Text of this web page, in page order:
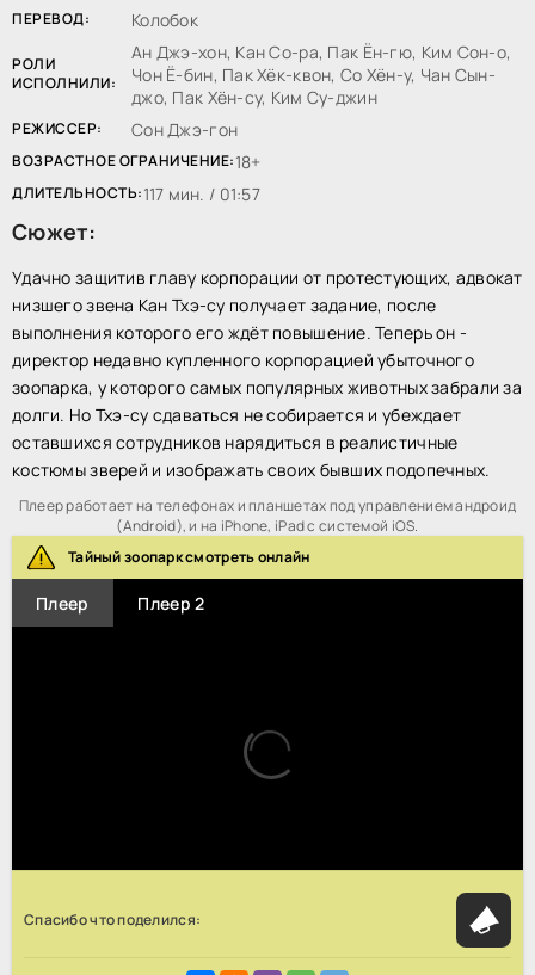
ПЕРЕВОД: Колобок
РОЛИ
ИСПОЛНИЛИ:
Ан Джэ-хон, Кан Со-ра, Пак Ён-гю, Ким Сон-о,
Чон Ё-бин, Пак Хёк-квон, Со Хён-у, Чан Сын-
джо, Пак Хён-су, Ким Су-джин
РЕЖИССЕР: Сон Джэ-гон
ВОЗРАСТНОЕ ОГРАНИЧЕНИЕ:18+
ДЛИТЕЛЬНОСТЬ:117 мин. / 01:57
Сюжет:
Удачно защитив главу корпорации от протестующих, адвокат
низшего звена Кан Тхэ-су получает задание, после
выполнения которого его ждёт повышение. Теперь он -
директор недавно купленного корпорацией убыточного
зоопарка, у которого самых популярных животных забрали за
долги. Но Тхэ-су сдаваться не собирается и убеждает
оставшихся сотрудников нарядиться в реалистичные
костюмы зверей и изображать своих бывших подопечных.
Плеер работает на телефонах и планшетах под управлением андроид
(Android), и на iPhone, iPad с системой iOS.
Тайный зоопарк смотреть онлайн
Плеер Плеер 2
Спасибо что поделился: